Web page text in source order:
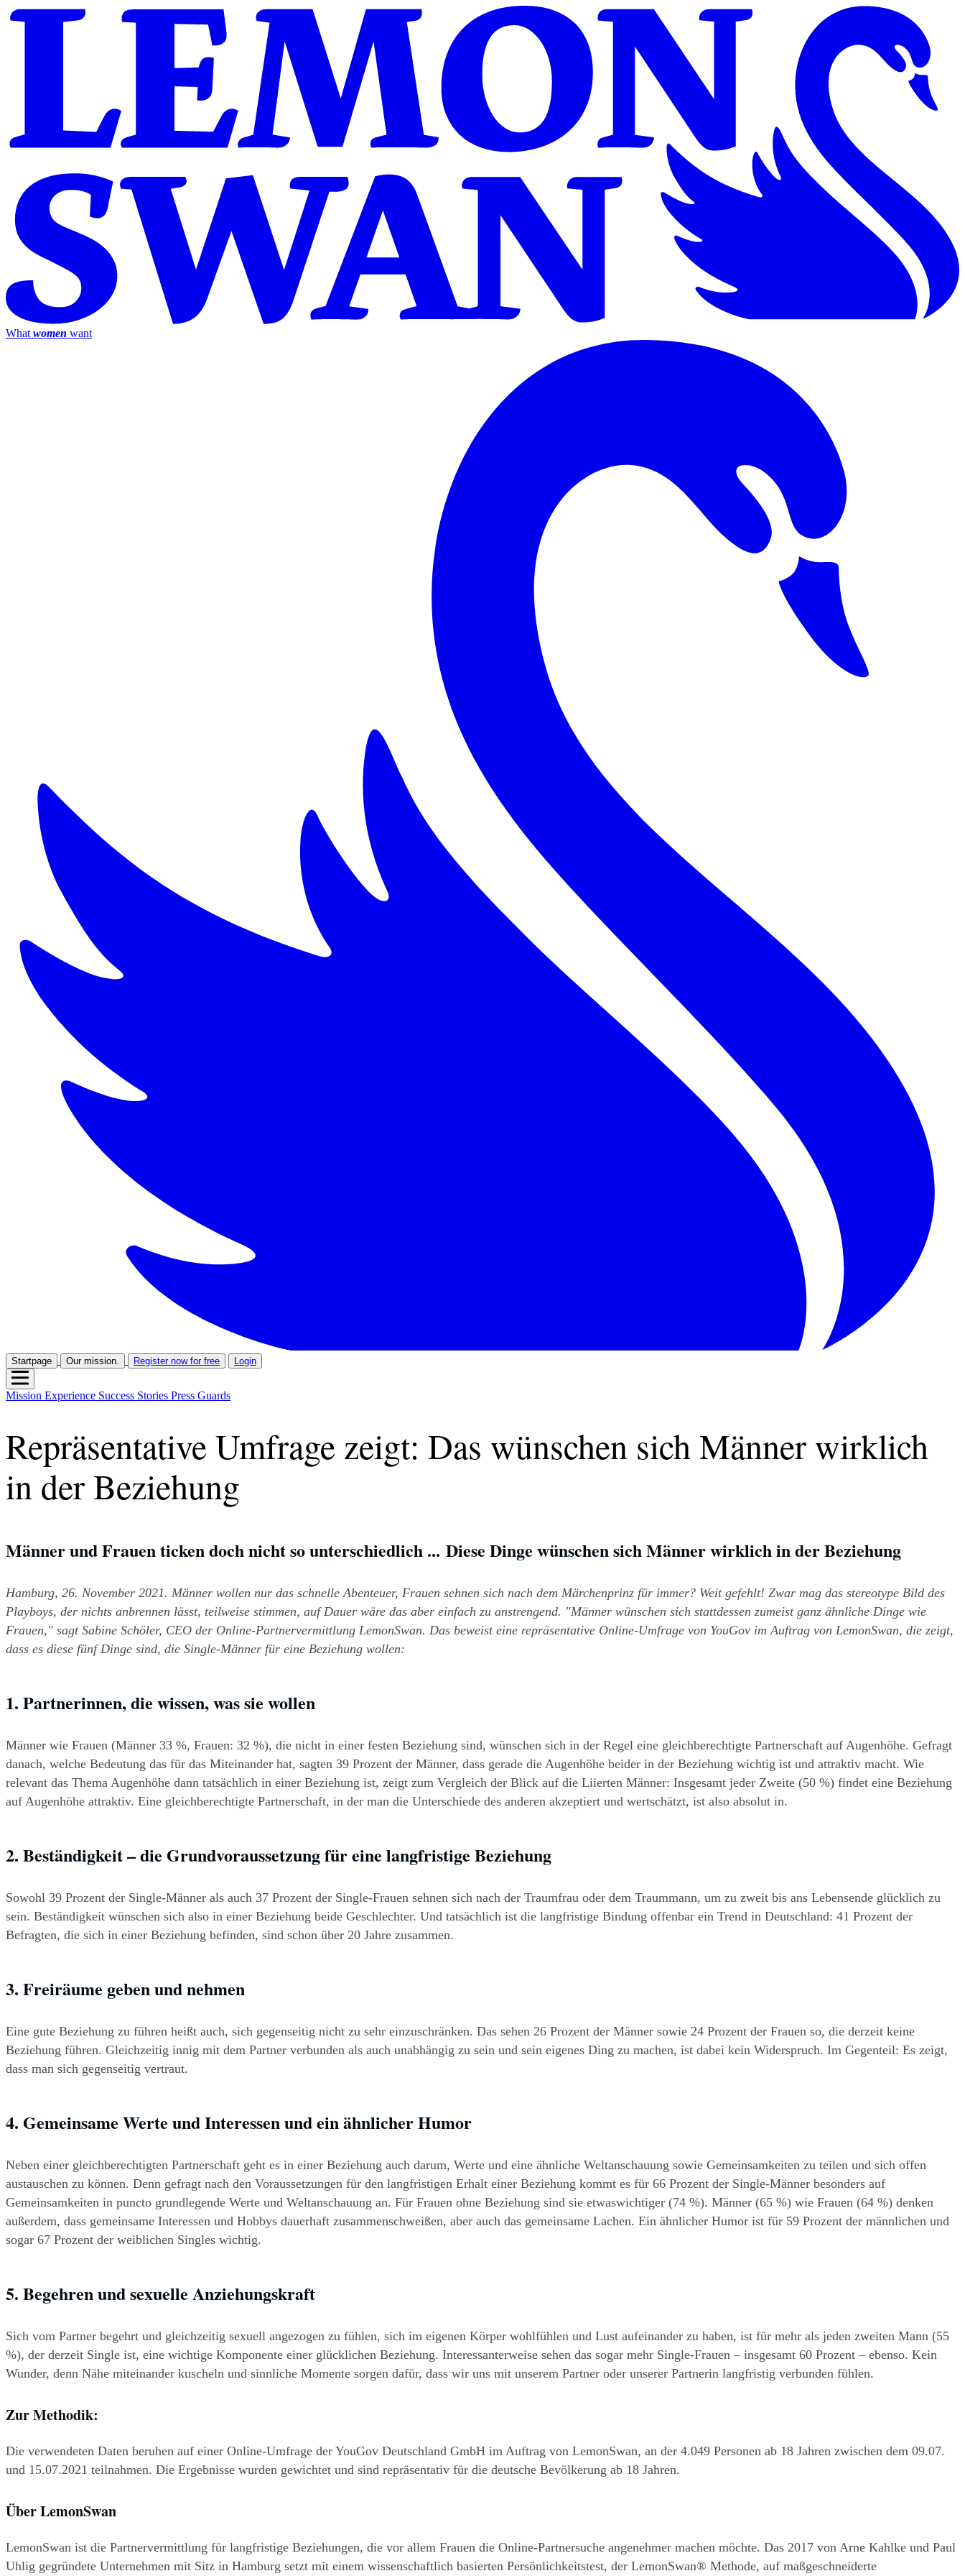
What women want
Startpage Our mission. Register now for free Login
Mission Experience Success Stories Press Guards
Repräsentative Umfrage zeigt: Das wünschen sich Männer wirklich
in der Beziehung
Männer und Frauen ticken doch nicht so unterschiedlich ... Diese Dinge wünschen sich Männer wirklich in der Beziehung
Hamburg, 26. November 2021. Männer wollen nur das schnelle Abenteuer, Frauen sehnen sich nach dem Märchenprinz für immer? Weit gefehlt! Zwar mag das stereotype Bild des
Playboys, der nichts anbrennen lässt, teilweise stimmen, auf Dauer wäre das aber einfach zu anstrengend. "Männer wünschen sich stattdessen zumeist ganz ähnliche Dinge wie
Frauen," sagt Sabine Schöler, CEO der Online-Partnervermittlung LemonSwan. Das beweist eine repräsentative Online-Umfrage von YouGov im Auftrag von LemonSwan, die zeigt,
dass es diese fünf Dinge sind, die Single-Männer für eine Beziehung wollen:
1. Partnerinnen, die wissen, was sie wollen
Männer wie Frauen (Männer 33 %, Frauen: 32 %), die nicht in einer festen Beziehung sind, wünschen sich in der Regel eine gleichberechtigte Partnerschaft auf Augenhöhe. Gefragt
danach, welche Bedeutung das für das Miteinander hat, sagten 39 Prozent der Männer, dass gerade die Augenhöhe beider in der Beziehung wichtig ist und attraktiv macht. Wie
relevant das Thema Augenhöhe dann tatsächlich in einer Beziehung ist, zeigt zum Vergleich der Blick auf die Liierten Männer: Insgesamt jeder Zweite (50 %) findet eine Beziehung
auf Augenhöhe attraktiv. Eine gleichberechtigte Partnerschaft, in der man die Unterschiede des anderen akzeptiert und wertschätzt, ist also absolut in.
2. Beständigkeit – die Grundvoraussetzung für eine langfristige Beziehung
Sowohl 39 Prozent der Single-Männer als auch 37 Prozent der Single-Frauen sehnen sich nach der Traumfrau oder dem Traummann, um zu zweit bis ans Lebensende glücklich zu
sein. Beständigkeit wünschen sich also in einer Beziehung beide Geschlechter. Und tatsächlich ist die langfristige Bindung offenbar ein Trend in Deutschland: 41 Prozent der
Befragten, die sich in einer Beziehung befinden, sind schon über 20 Jahre zusammen.
3. Freiräume geben und nehmen
Eine gute Beziehung zu führen heißt auch, sich gegenseitig nicht zu sehr einzuschränken. Das sehen 26 Prozent der Männer sowie 24 Prozent der Frauen so, die derzeit keine
Beziehung führen. Gleichzeitig innig mit dem Partner verbunden als auch unabhängig zu sein und sein eigenes Ding zu machen, ist dabei kein Widerspruch. Im Gegenteil: Es zeigt,
dass man sich gegenseitig vertraut.
4. Gemeinsame Werte und Interessen und ein ähnlicher Humor
Neben einer gleichberechtigten Partnerschaft geht es in einer Beziehung auch darum, Werte und eine ähnliche Weltanschauung sowie Gemeinsamkeiten zu teilen und sich offen
austauschen zu können. Denn gefragt nach den Voraussetzungen für den langfristigen Erhalt einer Beziehung kommt es für 66 Prozent der Single-Männer besonders auf
Gemeinsamkeiten in puncto grundlegende Werte und Weltanschauung an. Für Frauen ohne Beziehung sind sie etwaswichtiger (74 %). Männer (65 %) wie Frauen (64 %) denken
außerdem, dass gemeinsame Interessen und Hobbys dauerhaft zusammenschweißen, aber auch das gemeinsame Lachen. Ein ähnlicher Humor ist für 59 Prozent der männlichen und
sogar 67 Prozent der weiblichen Singles wichtig.
5. Begehren und sexuelle Anziehungskraft
Sich vom Partner begehrt und gleichzeitig sexuell angezogen zu fühlen, sich im eigenen Körper wohlfühlen und Lust aufeinander zu haben, ist für mehr als jeden zweiten Mann (55
%), der derzeit Single ist, eine wichtige Komponente einer glücklichen Beziehung. Interessanterweise sehen das sogar mehr Single-Frauen – insgesamt 60 Prozent – ebenso. Kein
Wunder, denn Nähe miteinander kuscheln und sinnliche Momente sorgen dafür, dass wir uns mit unserem Partner oder unserer Partnerin langfristig verbunden fühlen.
Zur Methodik:
Die verwendeten Daten beruhen auf einer Online-Umfrage der YouGov Deutschland GmbH im Auftrag von LemonSwan, an der 4.049 Personen ab 18 Jahren zwischen dem 09.07.
und 15.07.2021 teilnahmen. Die Ergebnisse wurden gewichtet und sind repräsentativ für die deutsche Bevölkerung ab 18 Jahren.
Über LemonSwan
LemonSwan ist die Partnervermittlung für langfristige Beziehungen, die vor allem Frauen die Online-Partnersuche angenehmer machen möchte. Das 2017 von Arne Kahlke und Paul
Uhlig gegründete Unternehmen mit Sitz in Hamburg setzt mit einem wissenschaftlich basierten Persönlichkeitstest, der LemonSwan® Methode, auf maßgeschneiderte